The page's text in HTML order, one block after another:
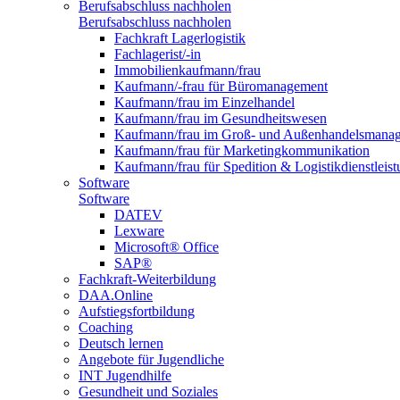
Berufsabschluss nachholen
Berufsabschluss nachholen
Fachkraft Lagerlogistik
Fachlagerist/-in
Immobilienkaufmann/frau
Kaufmann/-frau für Büromanagement
Kaufmann/frau im Einzelhandel
Kaufmann/frau im Gesundheitswesen
Kaufmann/frau im Groß- und
Kaufmann/frau für Marketingkommunikation
Kaufmann/frau für Spedition &
Software
Software
DATEV
Lexware
Microsoft® Office
SAP®
Fachkraft-Weiterbildung
DAA.Online
Aufstiegsfortbildung
Coaching
Deutsch lernen
Angebote für Jugendliche
INT Jugendhilfe
Gesundheit und Soziales